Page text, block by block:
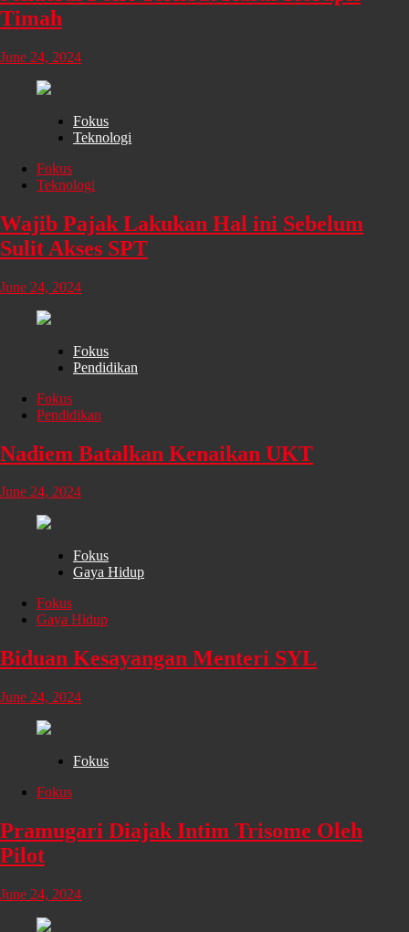
Timah
June 24, 2024
Fokus
Teknologi
Fokus
Teknologi
Wajib Pajak Lakukan Hal ini Sebelum
Sulit Akses SPT
June 24, 2024
Fokus
Pendidikan
Fokus
Pendidikan
Nadiem Batalkan Kenaikan UKT
June 24, 2024
Fokus
Gaya Hidup
Fokus
Gaya Hidup
Biduan Kesayangan Menteri SYL
June 24, 2024
Fokus
Fokus
Pramugari Diajak Intim Trisome Oleh
Pilot
June 24, 2024